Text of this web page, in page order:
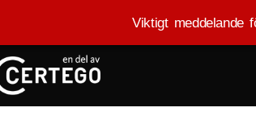
Viktigt meddelande